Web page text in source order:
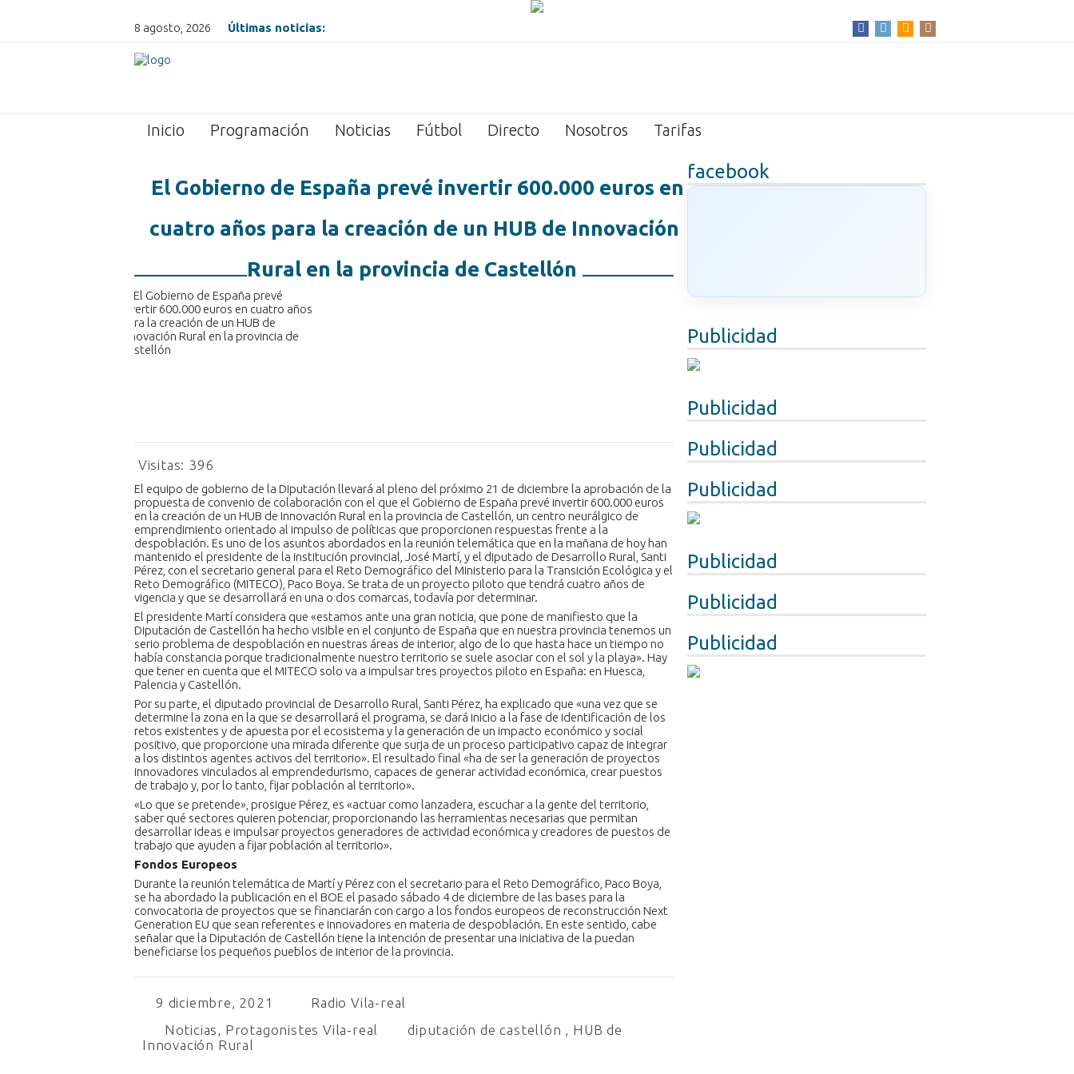
8 agosto, 2026 Últimas noticias:
Inicio Programación Noticias Fútbol Directo Nosotros Tarifas
facebook
Publicidad
Publicidad
Publicidad
Publicidad
Publicidad
Publicidad
Publicidad
El Gobierno de España prevé invertir 600.000 euros en
cuatro años para la creación de un HUB de Innovación
Rural en la provincia de Castellón
Visitas: 396
El equipo de gobierno de la Diputación llevará al pleno del próximo 21 de diciembre la aprobación de la
propuesta de convenio de colaboración con el que el Gobierno de España prevé invertir 600.000 euros
en la creación de un HUB de Innovación Rural en la provincia de Castellón, un centro neurálgico de
emprendimiento orientado al impulso de políticas que proporcionen respuestas frente a la
despoblación. Es uno de los asuntos abordados en la reunión telemática que en la mañana de hoy han
mantenido el presidente de la institución provincial, José Martí, y el diputado de Desarrollo Rural, Santi
Pérez, con el secretario general para el Reto Demográfico del Ministerio para la Transición Ecológica y el
Reto Demográfico (MITECO), Paco Boya. Se trata de un proyecto piloto que tendrá cuatro años de
vigencia y que se desarrollará en una o dos comarcas, todavía por determinar.
El presidente Martí considera que «estamos ante una gran noticia, que pone de manifiesto que la
Diputación de Castellón ha hecho visible en el conjunto de España que en nuestra provincia tenemos un
serio problema de despoblación en nuestras áreas de interior, algo de lo que hasta hace un tiempo no
había constancia porque tradicionalmente nuestro territorio se suele asociar con el sol y la playa». Hay
que tener en cuenta que el MITECO solo va a impulsar tres proyectos piloto en España: en Huesca,
Palencia y Castellón.
Por su parte, el diputado provincial de Desarrollo Rural, Santi Pérez, ha explicado que «una vez que se
determine la zona en la que se desarrollará el programa, se dará inicio a la fase de identificación de los
retos existentes y de apuesta por el ecosistema y la generación de un impacto económico y social
positivo, que proporcione una mirada diferente que surja de un proceso participativo capaz de integrar
a los distintos agentes activos del territorio». El resultado final «ha de ser la generación de proyectos
innovadores vinculados al emprendedurismo, capaces de generar actividad económica, crear puestos
de trabajo y, por lo tanto, fijar población al territorio».
«Lo que se pretende», prosigue Pérez, es «actuar como lanzadera, escuchar a la gente del territorio,
saber qué sectores quieren potenciar, proporcionando las herramientas necesarias que permitan
desarrollar ideas e impulsar proyectos generadores de actividad económica y creadores de puestos de
trabajo que ayuden a fijar población al territorio».
Fondos Europeos
Durante la reunión telemática de Martí y Pérez con el secretario para el Reto Demográfico, Paco Boya,
se ha abordado la publicación en el BOE el pasado sábado 4 de diciembre de las bases para la
convocatoria de proyectos que se financiarán con cargo a los fondos europeos de reconstrucción Next
Generation EU que sean referentes e innovadores en materia de despoblación. En este sentido, cabe
señalar que la Diputación de Castellón tiene la intención de presentar una iniciativa de la puedan
beneficiarse los pequeños pueblos de interior de la provincia.
9 diciembre, 2021
Radio Vila-real
Noticias, Protagonistes Vila-real diputación de castellón , HUB de
Innovación Rural